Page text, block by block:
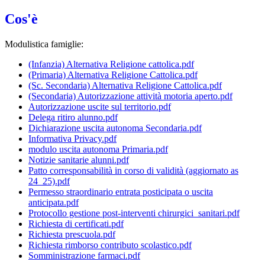
Cos'è
Modulistica famiglie:
(Infanzia) Alternativa Religione cattolica.pdf
(Primaria) Alternativa Religione Cattolica.pdf
(Sc. Secondaria) Alternativa Religione Cattolica.pdf
(Secondaria) Autorizzazione attività motoria aperto.pdf
Autorizzazione uscite sul territorio.pdf
Delega ritiro alunno.pdf
Dichiarazione uscita autonoma Secondaria.pdf
Informativa Privacy.pdf
modulo uscita autonoma Primaria.pdf
Notizie sanitarie alunni.pdf
Patto corresponsabilità in corso di validità (aggiornato as
24_25).pdf
Permesso straordinario entrata posticipata o uscita
anticipata.pdf
Protocollo gestione post-interventi chirurgici_sanitari.pdf
Richiesta di certificati.pdf
Richiesta prescuola.pdf
Richiesta rimborso contributo scolastico.pdf
Somministrazione farmaci.pdf